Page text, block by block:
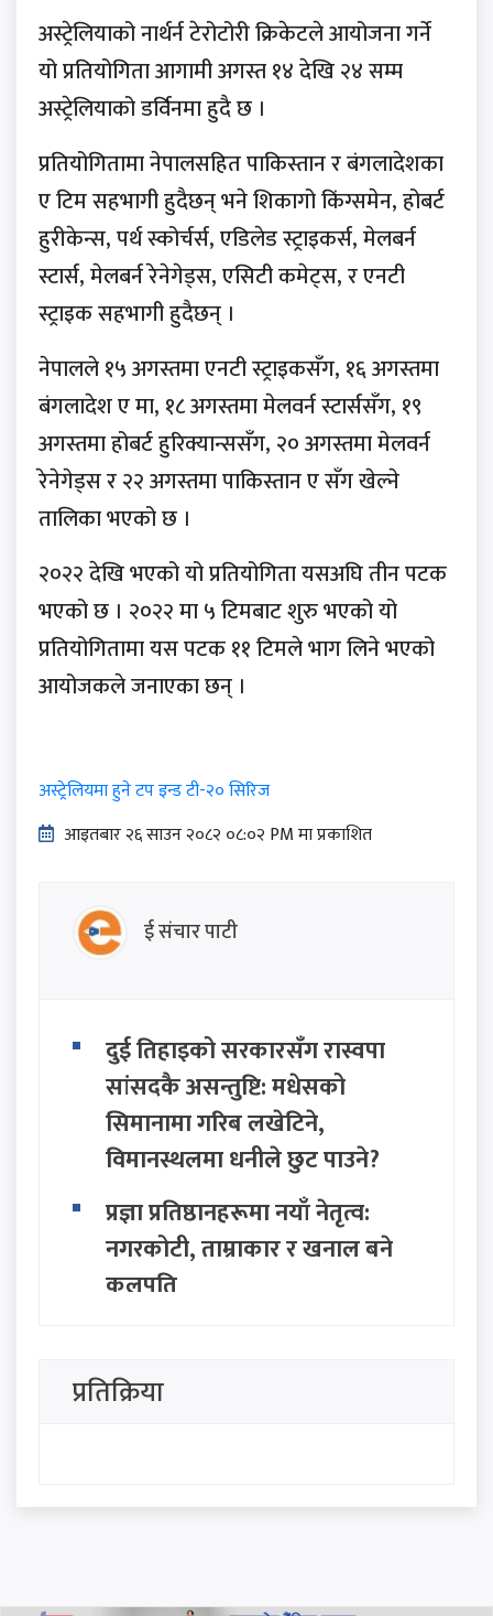
अस्ट्रेलियाको नार्थर्न टेरोटोरी क्रिकेटले आयोजना गर्ने
यो प्रतियोगिता आगामी अगस्त १४ देखि २४ सम्म
अस्ट्रेलियाको डर्विनमा हुदै छ ।
प्रतियोगितामा नेपालसहित पाकिस्तान र बंगलादेशका
ए टिम सहभागी हुदैछन् भने शिकागो किंग्समेन, होबर्ट
हुरीकेन्स, पर्थ स्कोर्चर्स, एडिलेड स्ट्राइकर्स, मेलबर्न
स्टार्स, मेलबर्न रेनेगेड्स, एसिटी कमेट्स, र एनटी
स्ट्राइक सहभागी हुदैछन् ।
नेपालले १५ अगस्तमा एनटी स्ट्राइकसँग, १६ अगस्तमा
बंगलादेश ए मा, १८ अगस्तमा मेलवर्न स्टार्ससँग, १९
अगस्तमा होबर्ट हुरिक्यान्ससँग, २० अगस्तमा मेलवर्न
रेनेगेड्स र २२ अगस्तमा पाकिस्तान ए सँग खेल्ने
तालिका भएको छ ।
२०२२ देखि भएको यो प्रतियोगिता यसअघि तीन पटक
भएको छ । २०२२ मा ५ टिमबाट शुरु भएको यो
प्रतियोगितामा यस पटक ११ टिमले भाग लिने भएको
आयोजकले जनाएका छन् ।
अस्ट्रेलियमा हुने टप इन्ड टी-२० सिरिज
आइतबार​ २६ साउन २०८२ ०८:०२ PM मा प्रकाशित
ई संचार पाटी
दुई तिहाइको सरकारसँग रास्वपा
सांसदकै असन्तुष्टि: मधेसको
सिमानामा गरिब लखेटिने,
विमानस्थलमा धनीले छुट पाउने?
प्रज्ञा प्रतिष्ठानहरूमा नयाँ नेतृत्व:
नगरकोटी, ताम्राकार र खनाल बने
कुलपति
कडाइ: 'बर्थ टुरिज्म' रोक्न दुई नयाँ
आदेश जारी
खरिदमा भाग्य चम्कियो : १० लाख
प्रतिक्रिया